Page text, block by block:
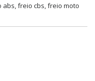
abs,freio cbs,freio moto